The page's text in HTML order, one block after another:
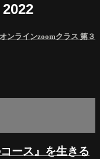
ンラインzoomクラス 第３
ース』を生きる